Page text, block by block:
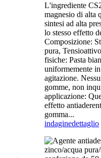
L'ingrediente
magnesio di alta
sintesi ad alta
lo stesso effetto
Composizione:
pura,
fisiche: Pasta
uniformemente
agitazione.
gomme, non
applicazione:
effetto
gomma...
indaginedettaglio